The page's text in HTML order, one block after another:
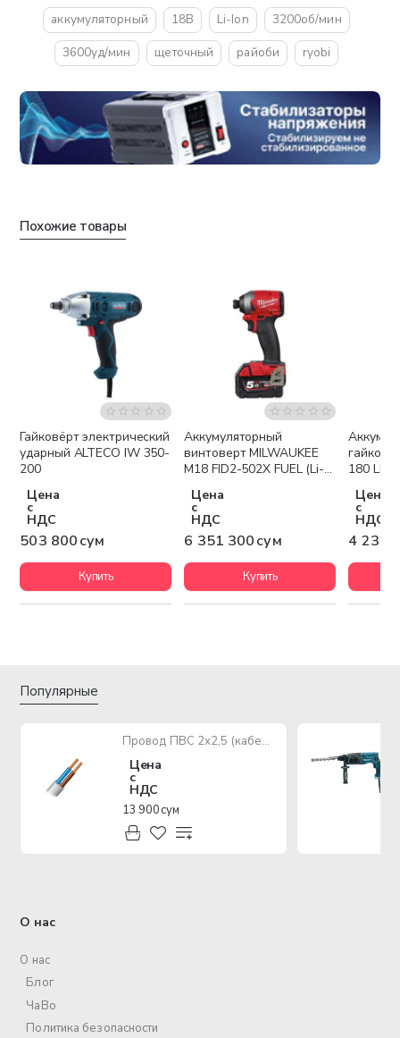
аккумуляторный
18В Li-Ion
3200об/мин
3600уд/мин
щеточный райоби ryobi
Похожие товары
Гайковёрт электрический
ударный ALTECO IW 350-
200
Цена
с
НДС
503 800 сум
Купить
Бесплатная доставка
Аккумуляторный
винтоверт MILWAUKEE
M18 FID2-502X FUEL (Li-
Цена
с
НДС
6 351 300 сум
Купить
180 LI
Цена
с
НДС
4 232
Популярные
Провод ПВС 2х2,5 (кабель медный многожильный)
Цена
с
НДС
13 900 сум
О нас
О нас
Блог
ЧаВо
Политика безопасности